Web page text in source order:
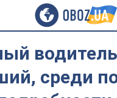
среди